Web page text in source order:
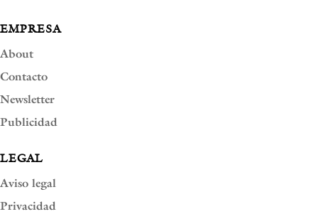
EMPRESA
About
Contacto
Newsletter
Publicidad
LEGAL
Aviso legal
Privacidad